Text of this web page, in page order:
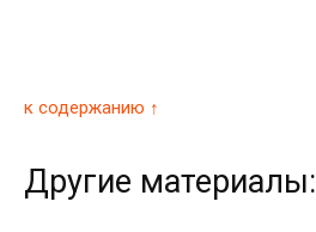
к содержанию ↑
Другие материалы: